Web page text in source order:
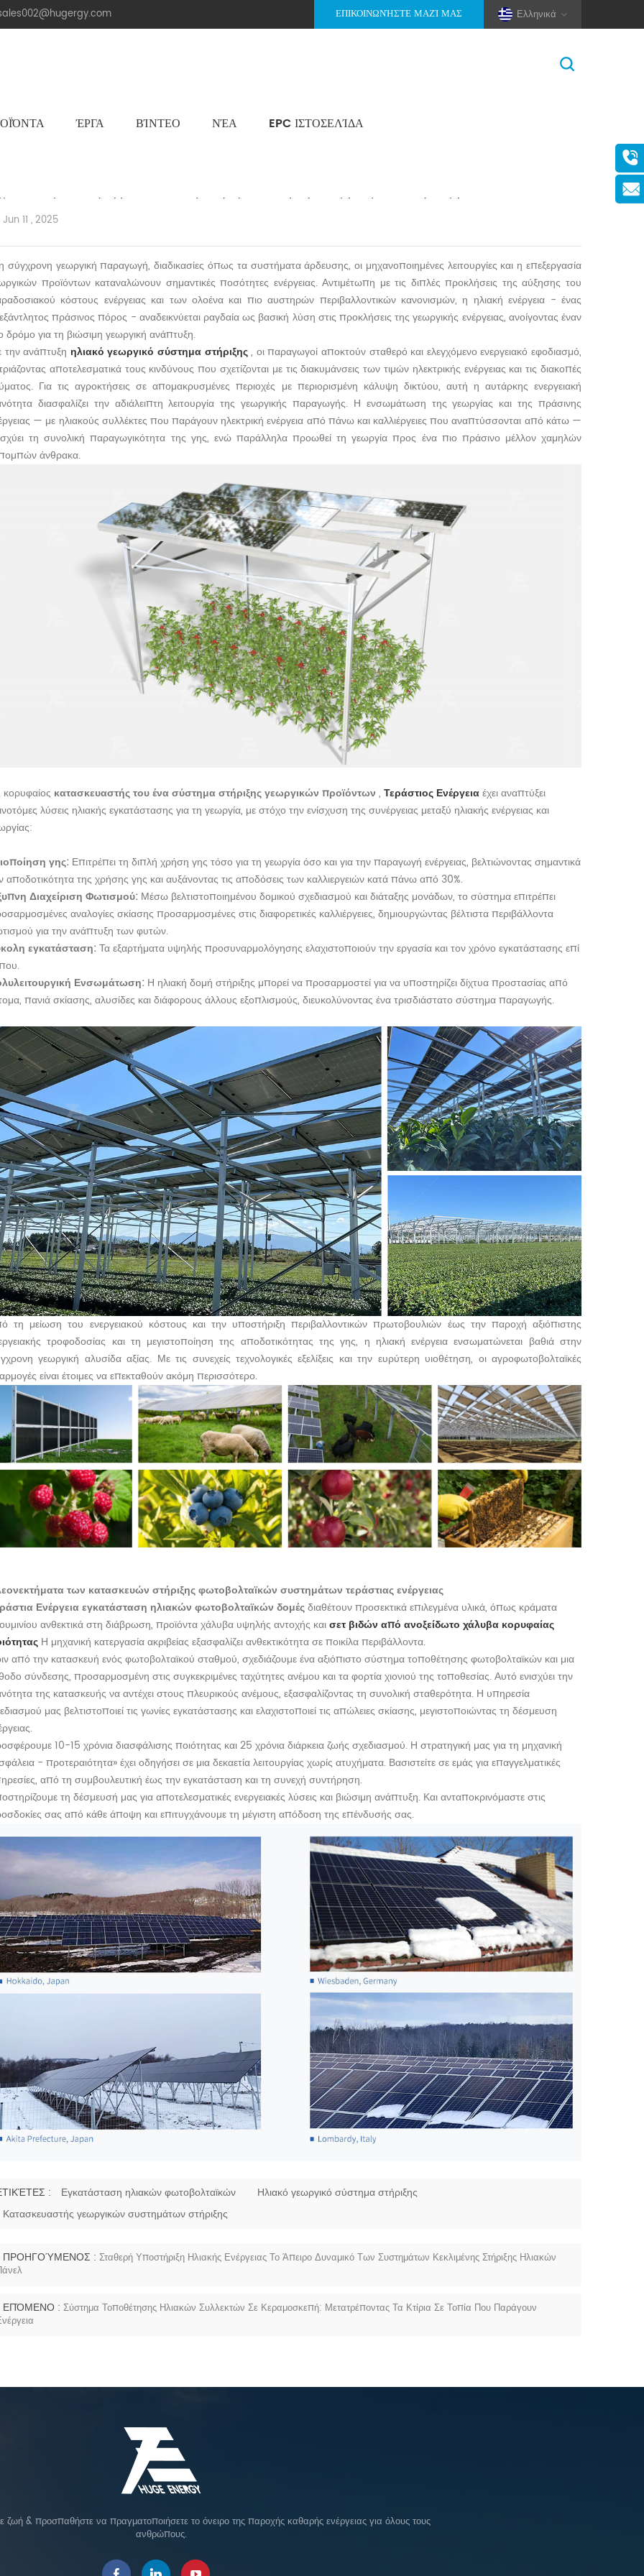
Ελληνικά
ΕΠΙΚΟΙΝΩΝΉΣΤΕ ΜΑΖΊ ΜΑΣ
ΈΡΓΑ ΒΊΝΤΕΟ ΝΈΑ EPC ΙΣΤΟΣΕΛΊΔΑ
Jun 11 , 2025
σύγχρονη γεωργική παραγωγή, διαδικασίες όπως τα συστήματα άρδευσης, οι μηχανοποιημένες λειτουργίες και η επεξεργασία
προϊόντων καταναλώνουν σημαντικές ποσότητες ενέργειας. Αντιμέτωπη με τις διπλές προκλήσεις της αύξησης του
κόστους ενέργειας και των ολοένα και πιο αυστηρών περιβαλλοντικών κανονισμών, η ηλιακή ενέργεια - ένας
πράσινος πόρος - αναδεικνύεται ραγδαία ως βασική λύση στις προκλήσεις της γεωργικής ενέργειας, ανοίγοντας έναν
δρόμο για τη βιώσιμη γεωργική ανάπτυξη.
ανάπτυξη ηλιακό γεωργικό σύστημα στήριξης, οι παραγωγοί αποκτούν σταθερό και ελεγχόμενο ενεργειακό εφοδιασμό,
αποτελεσματικά τους κινδύνους που σχετίζονται με τις διακυμάνσεις των τιμών ηλεκτρικής ενέργειας και τις διακοπές
Για τις αγροκτήσεις σε απομακρυσμένες περιοχές με περιορισμένη κάλυψη δικτύου, αυτή η αυτάρκης ενεργειακή
διασφαλίζει την αδιάλειπτη λειτουργία της γεωργικής παραγωγής. Η ενσωμάτωση της γεωργίας και της πράσινης
— με ηλιακούς συλλέκτες που παράγουν ηλεκτρική ενέργεια από πάνω και καλλιέργειες που αναπτύσσονται από κάτω —
τη συνολική παραγωγικότητα της γης, ενώ παράλληλα προωθεί τη γεωργία προς ένα πιο πράσινο μέλλον χαμηλών
άνθρακα.
κατασκευαστής τουένασύστημα στήριξης γεωργικών προϊόντων , Τεράστιος Ενέργειαέχει αναπτύξει
λύσεις ηλιακής εγκατάστασης για τη γεωργία, με στόχο την ενίσχυση της συνέργειας μεταξύ ηλιακής ενέργειας και
γης: Επιτρέπει τη διπλή χρήση γης τόσο για τη γεωργία όσο και για την παραγωγή ενέργειας, βελτιώνοντας σημαντικά
αποδοτικότητα της χρήσης γης και αυξάνοντας τις αποδόσεις των καλλιεργειών κατά πάνω από 30%.
Διαχείριση Φωτισμού: Μέσω βελτιστοποιημένου δομικού σχεδιασμού και διάταξης μονάδων, το σύστημα επιτρέπει
αναλογίες σκίασης προσαρμοσμένες στις διαφορετικές καλλιέργειες, δημιουργώντας βέλτιστα περιβάλλοντα
για την ανάπτυξη των φυτών.
εγκατάσταση:Τα εξαρτήματα υψηλής προσυναρμολόγησης ελαχιστοποιούν την εργασία και τον χρόνο εγκατάστασης επί
Ενσωμάτωση: Η ηλιακή δομή στήριξης μπορεί να προσαρμοστεί για να υποστηρίζει δίχτυα προστασίας από
πανιά σκίασης, αλυσίδες και διάφορους άλλους εξοπλισμούς, διευκολύνοντας ένα τρισδιάστατο σύστημα παραγωγής.
τη μείωση του ενεργειακού κόστους και την υποστήριξη περιβαλλοντικών πρωτοβουλιών έως την παροχή αξιόπιστης
τροφοδοσίας και τη μεγιστοποίηση της αποδοτικότητας της γης, η ηλιακή ενέργεια ενσωματώνεται βαθιά στην
γεωργική αλυσίδα αξίας. Με τις συνεχείς τεχνολογικές εξελίξεις και την ευρύτερη υιοθέτηση, οι αγροφωτοβολταϊκές
είναι έτοιμες να επεκταθούν ακόμη περισσότερο.
των κατασκευών στήριξης φωτοβολταϊκών συστημάτων τεράστιας ενέργειας
Ενέργειαεγκατάσταση ηλιακών φωτοβολταϊκών δομέςδιαθέτουν προσεκτικά επιλεγμένα υλικά, όπως κράματα
ανθεκτικά στη διάβρωση, προϊόντα χάλυβα υψηλής αντοχής καισετ βιδών από ανοξείδωτο χάλυβα κορυφαίας
Η μηχανική κατεργασία ακριβείας εξασφαλίζει ανθεκτικότητα σε ποικίλα περιβάλλοντα.
από την κατασκευή ενός φωτοβολταϊκού σταθμού, σχεδιάζουμε ένα αξιόπιστο σύστημα τοποθέτησης φωτοβολταϊκών και μια
σύνδεσης, προσαρμοσμένη στις συγκεκριμένες ταχύτητες ανέμου και τα φορτία χιονιού της τοποθεσίας. Αυτό ενισχύει την
της κατασκευής να αντέχει στους πλευρικούς ανέμους, εξασφαλίζοντας τη συνολική σταθερότητα. Η υπηρεσία
μας βελτιστοποιεί τις γωνίες εγκατάστασης και ελαχιστοποιεί τις απώλειες σκίασης, μεγιστοποιώντας τη δέσμευση
10-15 χρόνια διασφάλισης ποιότητας και 25 χρόνια διάρκεια ζωής σχεδιασμού. Η στρατηγική μας για τη μηχανική
- προτεραιότητα» έχει οδηγήσει σε μια δεκαετία λειτουργίας χωρίς ατυχήματα. Βασιστείτε σε εμάς για επαγγελματικές
από τη συμβουλευτική έως την εγκατάσταση και τη συνεχή συντήρηση.
τη δέσμευσή μας για αποτελεσματικές ενεργειακές λύσεις και βιώσιμη ανάπτυξη. Και ανταποκρινόμαστε στις
σας από κάθε άποψη και επιτυγχάνουμε τη μέγιστη απόδοση της επένδυσής σας.
: Εγκατάσταση ηλιακών φωτοβολταϊκών
Ηλιακό γεωργικό σύστημα στήριξης
Κατασκευαστής γεωργικών συστημάτων στήριξης
ΠΡΟΗΓΟΎΜΕΝΟΣ : Σταθερή Υποστήριξη Ηλιακής Ενέργειας Το Άπειρο Δυναμικό Των Συστημάτων Κεκλιμένης Στήριξης Ηλιακών
ΕΠΌΜΕΝΟ : Σύστημα Τοποθέτησης Ηλιακών Συλλεκτών Σε Κεραμοσκεπή: Μετατρέποντας Τα Κτίρια Σε Τοπία Που Παράγουν
ζωή & προσπαθήστε να πραγματοποιήσετε το όνειρο της παροχής καθαρής ενέργειας για όλους τους
ανθρώπους.